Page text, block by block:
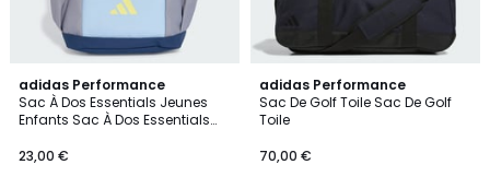
adidas Performance
Sac À Dos Essentials Jeunes
Enfants Sac À Dos Essentials
23,00 €
2
Couleurs
adidas Performance
Sac De Golf Toile Sac De Golf
Toile
70,00 €
4,3
/ 5